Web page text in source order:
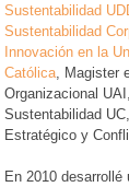
Sustentabilidad
Sustentabilidad
Innovación en la
Católica , Magister
Organizacional
Sustentabilidad
Estratégico y
En 2010 desarrollé